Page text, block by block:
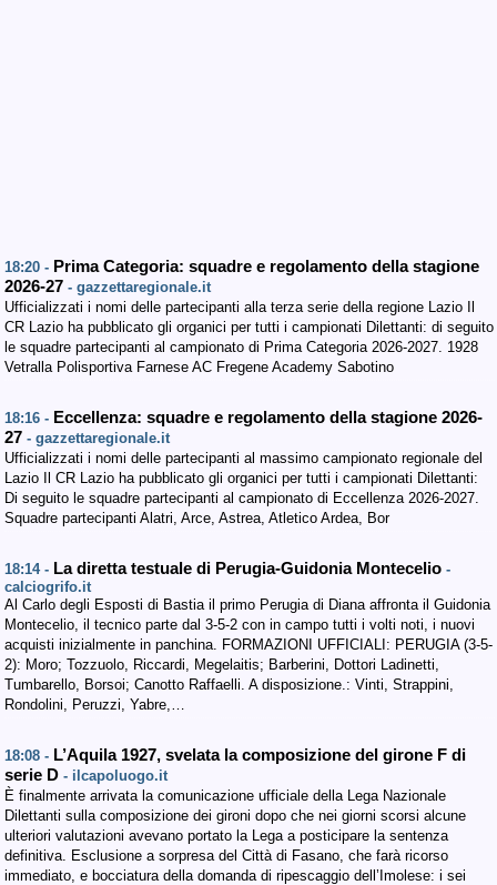
18:20 - Prima Categoria: squadre e regolamento della stagione
2026-27 - gazzettaregionale.it
Ufficializzati i nomi delle partecipanti alla terza serie della regione Lazio Il
CR Lazio ha pubblicato gli organici per tutti i campionati Dilettanti: di seguito
le squadre partecipanti al campionato di Prima Categoria 2026-2027. 1928
Vetralla Polisportiva Farnese AC Fregene Academy Sabotino
18:16 - Eccellenza: squadre e regolamento della stagione 2026-
27 - gazzettaregionale.it
Ufficializzati i nomi delle partecipanti al massimo campionato regionale del
Lazio Il CR Lazio ha pubblicato gli organici per tutti i campionati Dilettanti:
Di seguito le squadre partecipanti al campionato di Eccellenza 2026-2027.
Squadre partecipanti Alatri, Arce, Astrea, Atletico Ardea, Bor
18:14 - La diretta testuale di Perugia-Guidonia Montecelio -
calciogrifo.it
Al Carlo degli Esposti di Bastia il primo Perugia di Diana affronta il Guidonia
Montecelio, il tecnico parte dal 3-5-2 con in campo tutti i volti noti, i nuovi
acquisti inizialmente in panchina. FORMAZIONI UFFICIALI: PERUGIA (3-5-
2): Moro; Tozzuolo, Riccardi, Megelaitis; Barberini, Dottori Ladinetti,
Tumbarello, Borsoi; Canotto Raffaelli. A disposizione.: Vinti, Strappini,
Rondolini, Peruzzi, Yabre,…
18:08 - L’Aquila 1927, svelata la composizione del girone F di
serie D - ilcapoluogo.it
È finalmente arrivata la comunicazione ufficiale della Lega Nazionale
Dilettanti sulla composizione dei gironi dopo che nei giorni scorsi alcune
ulteriori valutazioni avevano portato la Lega a posticipare la sentenza
definitiva. Esclusione a sorpresa del Città di Fasano, che farà ricorso
immediato, e bocciatura della domanda di ripescaggio dell’Imolese: i sei